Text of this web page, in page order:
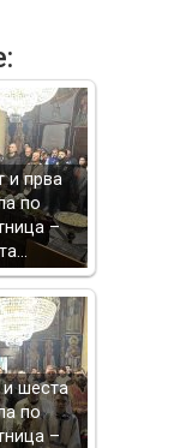
и прва
по
–
шеста
по
–